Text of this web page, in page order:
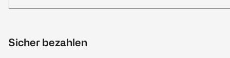
Sicher bezahlen